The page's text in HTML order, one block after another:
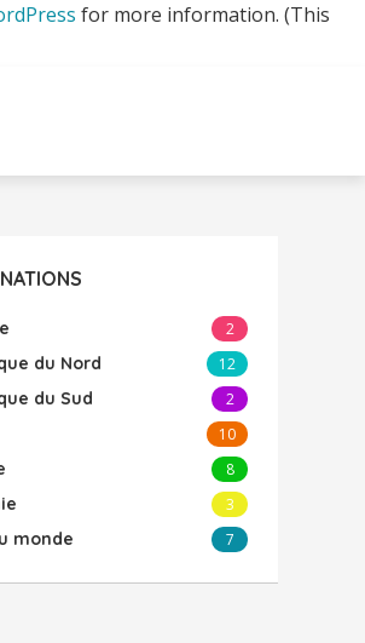
for more information. (This
2
du Nord 12
du Sud 2
10
8
3
monde 7